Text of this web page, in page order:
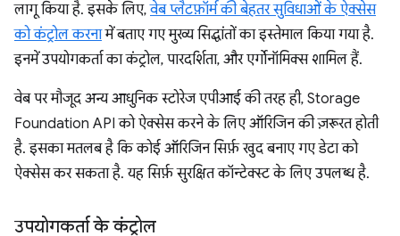
लागू किया है. इसके लिए,वेब प्लैटफ़ॉर्म की बेहतर सुविधाओं के ऐक्सेस
को कंट्रोल करनामें बताए गए मुख्य सिद्धांतों का इस्तेमाल किया गया है.
इनमें उपयोगकर्ता का कंट्रोल, पारदर्शिता, और एर्गोनॉमिक्स शामिल हैं.
वेब पर मौजूद अन्य आधुनिक स्टोरेज एपीआई की तरह ही, Storage
Foundation API को ऐक्सेस करने के लिए ऑरिजिन की ज़रूरत होती
है. इसका मतलब है कि कोई ऑरिजिन सिर्फ़ खुद बनाए गए डेटा को
ऐक्सेस कर सकता है. यह सिर्फ़ सुरक्षित कॉन्टेक्स्ट के लिए उपलब्ध है.
उपयोगकर्ता के कंट्रोल